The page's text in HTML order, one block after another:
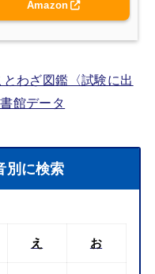
Amazon
わざ図鑑〈試験に出
館データ
別に検索
え お